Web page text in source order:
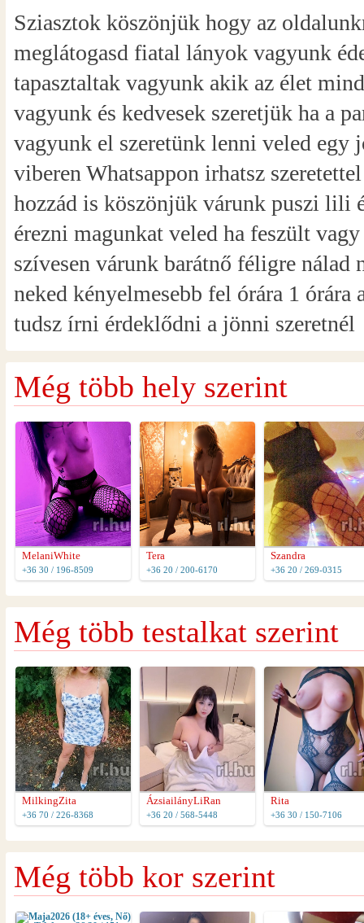
Sziasztok köszönjük hogy az
meglátogasd fiatal lányok vagyunk
tapasztaltak vagyunk akik az élet
vagyunk és kedvesek szeretjük ha a
vagyunk el szeretünk lenni veled egy
viberen Whatsappon irhatsz
hozzád is köszönjük várunk puszi lili
érezni magunkat veled ha feszült
szívesen várunk barátnő féligre
neked kényelmesebb fel órára 1 órára
tudsz írni érdeklődni a jönni szeretnél
Még több hely szerint
MelaniWhite
+36 30 / 196-8509
Tera
+36 20 / 200-6170
Szandra
+36 20 / 269-0315
Még több testalkat szerint
MilkingZita
+36 70 / 226-8368
ÁzsiailányLiRan
+36 20 / 568-5448
Rita
+36 30 / 150-7106
Még több kor szerint